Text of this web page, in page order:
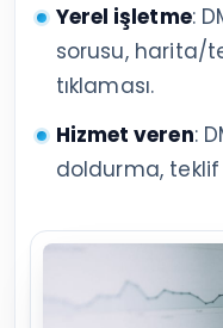
Yerel işletme:
sorusu, harita/
tıklaması.
Hizmet veren:
doldurma, teklif